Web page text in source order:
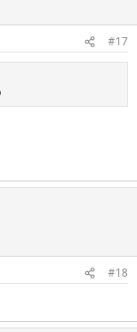
#17
#18